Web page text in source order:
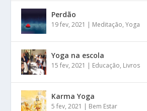
Perdão
19 fev, 2021 | Meditação,Yoga
Yoga na escola
15 fev, 2021 | Educação, Livros
Karma Yoga
5 fev, 2021 | Bem Estar